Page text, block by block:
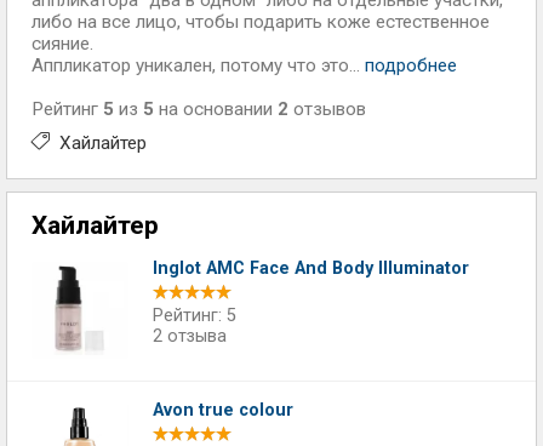
либо на все лицо, чтобы подарить коже естественное
сияние.
Аппликатор уникален, потому что это... подробнее
Рейтинг 5 из 5 на основании 2 отзывов
Хайлайтер
Хайлайтер
Inglot AMC Face And Body Illuminator
Рейтинг: 5
2 отзыва
Avon true colour